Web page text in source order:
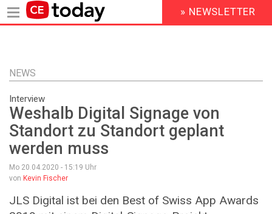
Inhalt
HEADER
MENU
» NEWSLETTER
NEWS
Interview
Weshalb Digital Signage von
Standort zu Standort geplant
werden muss
Mo 20.04.2020 - 15:19 Uhr
von Kevin Fischer
JLS Digital ist bei den Best of Swiss App Awards